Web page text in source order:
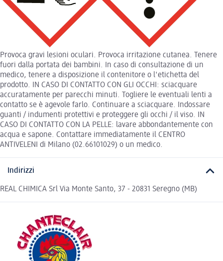
Provoca gravi lesioni oculari. Provoca irritazione cutanea. Tenere
fuori dalla portata dei bambini. In caso di consultazione di un
medico, tenere a disposizione il contenitore o l'etichetta del
prodotto. IN CASO DI CONTATTO CON GLI OCCHI: sciacquare
accuratamente per parecchi minuti. Togliere le eventuali lenti a
contatto se è agevole farlo. Continuare a sciacquare. Indossare
guanti / indumenti protettivi e proteggere gli occhi / il viso. IN
CASO DI CONTATTO CON LA PELLE: lavare abbondantemente con
acqua e sapone. Contattare immediatamente il CENTRO
ANTIVELENI di Milano (02.66101029) o un medico.
Indirizzi
REAL CHIMICA Srl Via Monte Santo, 37 - 20831 Seregno (MB)